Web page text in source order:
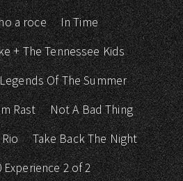
a roce
In Time
+ The Tennessee Kids
Of The Summer
Rast
Not A Bad Thing
Take Back The Night
Experience 2 of 2